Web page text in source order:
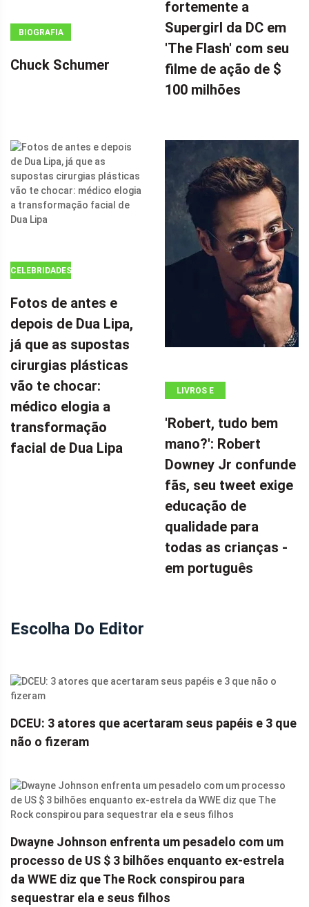
BIOGRAFIA
Chuck Schumer
|| []).PUSH({});
A ESTRELA DE
DOUTOR
ESTRANHO 2,
CHARLIZE
THERON,
DA DC EM 'THE
FLASH' COM
SEU FILME DE
AÇÃO DE $ 100
MILHÕES POR
fortemente a
Supergirl da DC em
'The Flash' com seu
filme de ação de $
100 milhões
CELEBRIDADES
Fotos de antes e
depois de Dua Lipa,
já que as supostas
cirurgias plásticas
vão te chocar:
médico elogia a
transformação
facial de Dua Lipa
LIVROS E
'Robert, tudo bem
mano?': Robert
Downey Jr confunde
fãs, seu tweet exige
educação de
qualidade para
todas as crianças -
em português
Escolha Do Editor
DCEU: 3 atores que acertaram seus papéis e 3 que
não o fizeram
Dwayne Johnson enfrenta um pesadelo com um
processo de US $ 3 bilhões enquanto ex-estrela
da WWE diz que The Rock conspirou para
sequestrar ela e seus filhos